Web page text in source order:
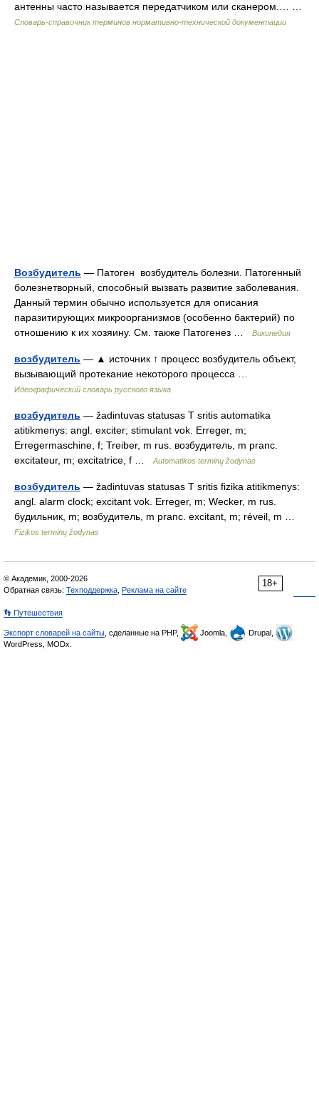
антенны часто называется передатчиком или сканером.… …
Словарь-справочник терминов нормативно-технической документации
Возбудитель — Патоген возбудитель болезни. Патогенный
болезнетворный, способный вызвать развитие заболевания.
Данный термин обычно используется для описания
паразитирующих микроорганизмов (особенно бактерий) по
отношению к их хозяину. См. также Патогенез …
Википедия
возбудитель — ▲ источник ↑ процесс возбудитель объект,
вызывающий протекание некоторого процесса …
Идеографический словарь русского языка
возбудитель — žadintuvas statusas T sritis automatika
atitikmenys: angl. exciter; stimulant vok. Erreger, m;
Erregermaschine, f; Treiber, m rus. возбудитель, m pranc.
excitateur, m; excitatrice, f …
Automatikos terminų žodynas
возбудитель — žadintuvas statusas T sritis fizika atitikmenys:
angl. alarm clock; excitant vok. Erreger, m; Wecker, m rus.
будильник, m; возбудитель, m pranc. excitant, m; réveil, m …
Fizikos terminų žodynas
18+
© Академик, 2000-2026
Обратная связь: Техподдержка Реклама на сайте
👣 Путешествия
Экспорт словарей на сайты , сделанные на PHP, Joomla,
Drupal,
WordPress, MODx.